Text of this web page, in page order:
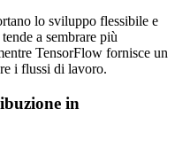
lo sviluppo flessibile e
a sembrare più
TensorFlow fornisce un
i flussi di lavoro.
in